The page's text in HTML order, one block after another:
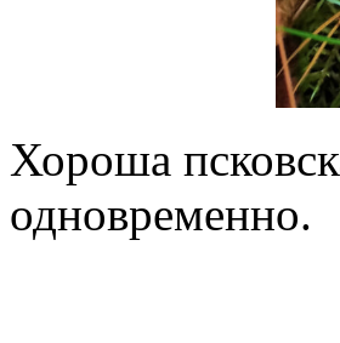
Хороша
одновременно.